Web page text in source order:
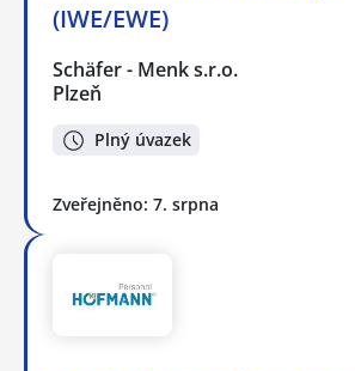
(IWE/EWE)
Schäfer - Menk s.r.o.
Plzeň
Plný úvazek
Zveřejněno: 7. srpna